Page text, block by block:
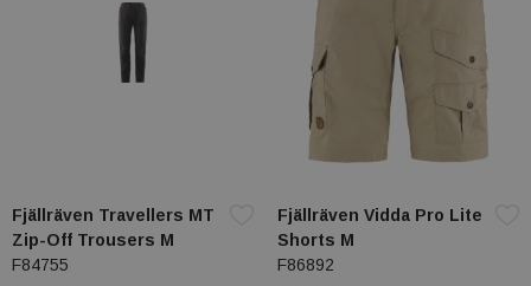
Fjällräven Travellers MT
Zip-Off Trousers M
F84755
Fjällräven Vidda Pro Lite
Shorts M
F86892